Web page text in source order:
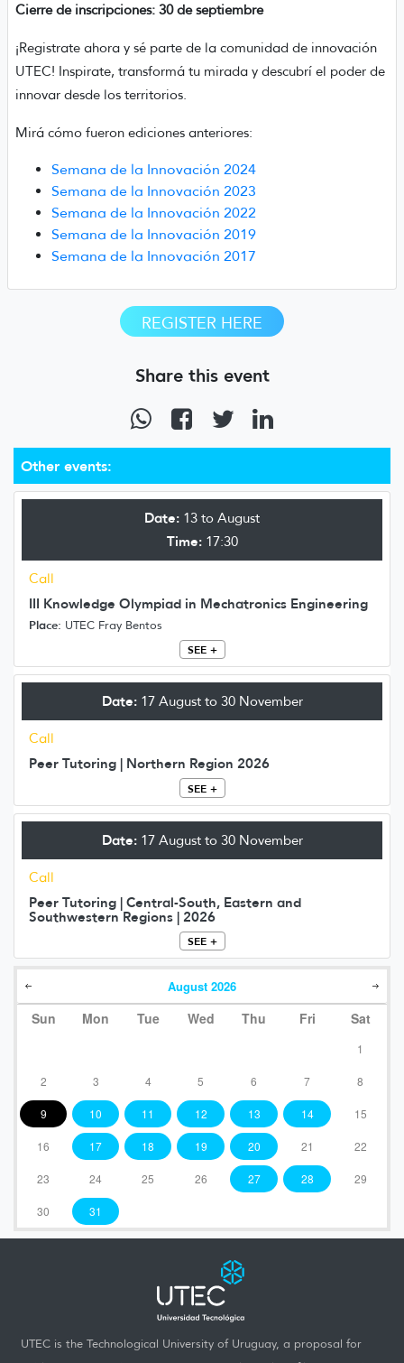
Other events:
Date: 13 to August
Time:17:30
Call
III Knowledge Olympiad in Mechatronics Engineering
Place: UTEC Fray Bentos
SEE +
Date:17 August to 30 November
Call
Peer Tutoring | Northern Region 2026
SEE +
Date:17 August to 30 November
Call
Peer Tutoring | Central-South, Eastern and
Southwestern Regions | 2026
SEE +
August 2026
Sun Mon Tue Wed Thu Fri Sat
1
2 3 4 5 6 7 8
9 10 11 12 13 14 15
16 17 18 19 20 21 22
23 24 25 26 27 28 29
30 31
Cierre de inscripciones: 30 de septiembre
¡Registrate ahora y sé parte de la comunidad de innovación
UTEC! Inspirate, transformá tu mirada y descubrí el poder de
innovar desde los territorios.
Mirá cómo fueron ediciones anteriores:
Semana de la Innovación 2024
Semana de la Innovación 2023
Semana de la Innovación 2022
Semana de la Innovación 2019
Semana de la Innovación 2017
REGISTER HERE
Share this event
UTEC is the Technological University of Uruguay, a proposal for